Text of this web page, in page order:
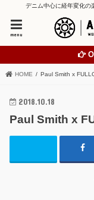
デニム中心に経年変化の
menu
HOME Paul Smith x
2018.10.18
Paul Smith x